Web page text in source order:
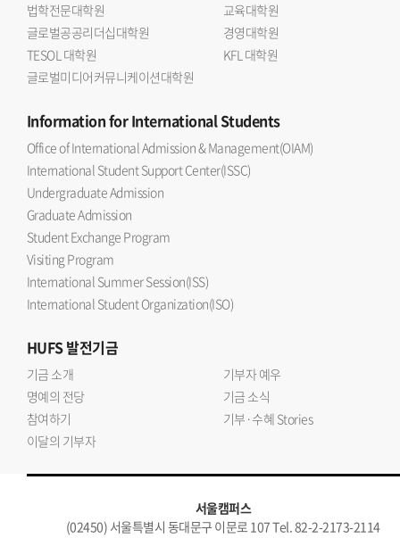
법학전문대학원
교육대학원
글로벌공공리더십대학원
경영대학원
TESOL 대학원
KFL 대학원
글로벌미디어커뮤니케이션대학원
Informationfor International Students
Office of International Admission & Management(OIAM)
International Student Support Center(ISSC)
Undergraduate Admission
Graduate Admission
Student Exchange Program
Visiting Program
International Summer Session(ISS)
International Student Organization(ISO)
HUFS발전기금
기금 소개
기부자 예우
명예의 전당
기금 소식
참여하기
기부·수혜 Stories
이달의 기부자
서울캠퍼스
(02450) 서울특별시 동대문구 이문로 107 Tel. 82-2-2173-2114